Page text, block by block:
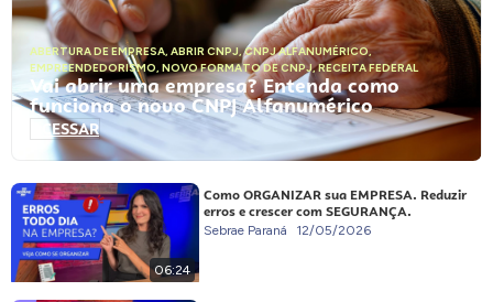
ABERTURA DE EMPRESA, ABRIR CNPJ,CNPJ ALFANUMÉRICO,
EMPREENDEDORISMO, NOVO FORMATO DE CNPJ,RECEITA FEDERAL
Vai abrir uma empresa? Entenda como
funciona o novo CNPJ Alfanumérico
ACESSAR
06:24
Como ORGANIZAR sua EMPRESA. Reduzir
erros e crescer com SEGURANÇA.
Sebrae Paraná 12/05/2026